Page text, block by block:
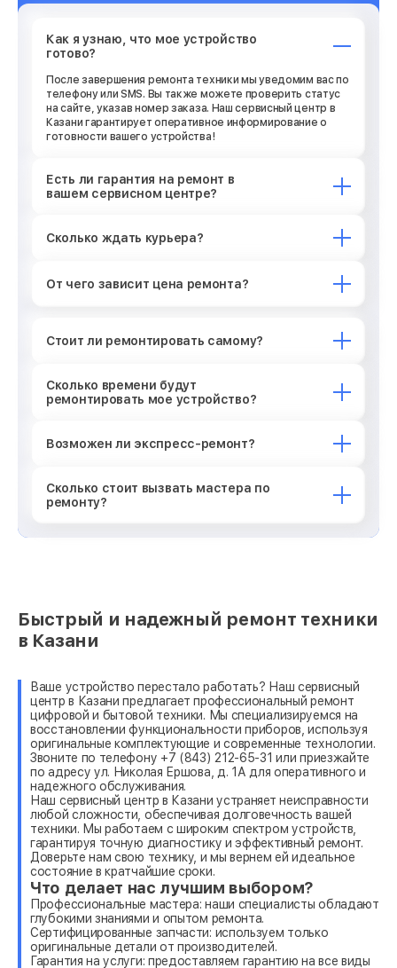
Как я узнаю, что мое устройство
готово?
После завершения ремонта техники мы уведомим вас по
телефону или SMS. Вы также можете проверить статус
на сайте, указав номер заказа. Наш сервисный центр в
Казани гарантирует оперативное информирование о
готовности вашего устройства!
Есть ли гарантия на ремонт в
вашем сервисном центре?
Сколько ждать курьера?
От чего зависит цена ремонта?
Стоит ли ремонтировать самому?
Сколько времени будут
ремонтировать мое устройство?
Возможен ли экспресс-ремонт?
Сколько стоит вызвать мастера по
ремонту?
Быстрый и надежный ремонт техники
в Казани
Ваше устройство перестало работать? Наш сервисный
центр в Казани предлагает профессиональный ремонт
цифровой и бытовой техники. Мы специализируемся на
восстановлении функциональности приборов, используя
оригинальные комплектующие и современные технологии.
Звоните по телефону +7 (843) 212-65-31 или приезжайте
по адресу ул. Николая Ершова, д. 1А для оперативного и
надежного обслуживания.
Наш сервисный центр в Казани устраняет неисправности
любой сложности, обеспечивая долговечность вашей
техники. Мы работаем с широким спектром устройств,
гарантируя точную диагностику и эффективный ремонт.
Доверьте нам свою технику, и мы вернем ей идеальное
состояние в кратчайшие сроки.
Что делает нас лучшим выбором?
Профессиональные мастера: наши специалисты обладают
глубокими знаниями и опытом ремонта.
Сертифицированные запчасти: используем только
оригинальные детали от производителей.
Гарантия на услуги: предоставляем гарантию на все виды